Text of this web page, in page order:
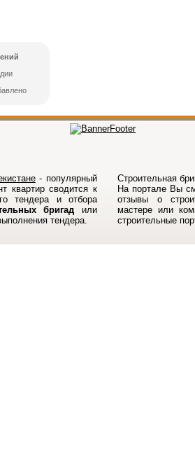
- популярный
квартир сводится к
тендера и отбора
бригад или
тендера.
Строительная
На порталe Вы
отзывы о
мастере или
строительные